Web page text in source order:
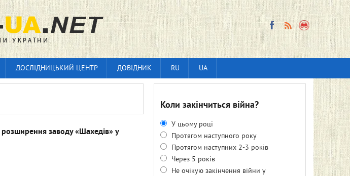
ДОСЛІДНИЦЬКИЙ ЦЕНТР ДОВІДНИК RU UA
розширення заводу «Шахедів» у
Коли закінчиться війна?
У цьому році
Протягом наступного року
Протягом наступних 2-3 років
Через 5 років
Не очікую закінчення війни у